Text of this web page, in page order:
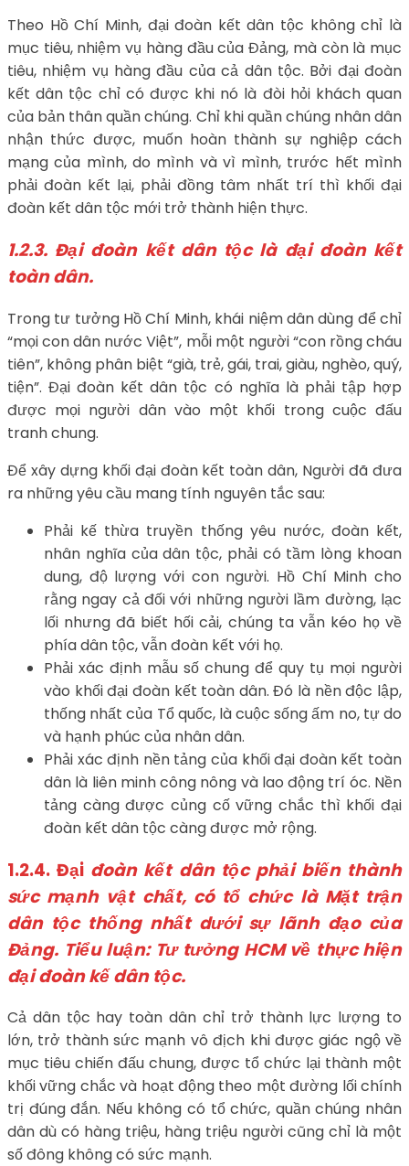
Theo Hồ Chí Minh, đại đoàn kết dân tộc không chỉ là
mục tiêu, nhiệm vụ hàng đầu của Đảng, mà còn là mục
tiêu, nhiệm vụ hàng đầu của cả dân tộc. Bởi đại đoàn
kết dân tộc chỉ có được khi nó là đòi hỏi khách quan
của bản thân quần chúng. Chỉ khi quần chúng nhân dân
nhận thức được, muốn hoàn thành sự nghiệp cách
mạng của mình, do mình và vì mình, trước hết mình
phải đoàn kết lại, phải đồng tâm nhất trí thì khối đại
đoàn kết dân tộc mới trở thành hiện thực.
1.2.3. Đại đoàn kết dân tộc là đại đoàn kết
toàn dân.
Trong tư tưởng Hồ Chí Minh, khái niệm dân dùng để chỉ
“mọi con dân nước Việt”, mỗi một người “con rồng cháu
tiên”, không phân biệt “già, trẻ, gái, trai, giàu, nghèo, quý,
tiện”. Đại đoàn kết dân tộc có nghĩa là phải tập hợp
được mọi người dân vào một khối trong cuộc đấu
tranh chung.
Để xây dựng khối đại đoàn kết toàn dân, Người đã đưa
ra những yêu cầu mang tính nguyên tắc sau:
Phải kế thừa truyền thống yêu nước, đoàn kết,
nhân nghĩa của dân tộc, phải có tầm lòng khoan
dung, độ lượng với con người. Hồ Chí Minh cho
rằng ngay cả đối với những người lầm đường, lạc
lối nhưng đã biết hối cải, chúng ta vẫn kéo họ về
phía dân tộc, vẫn đoàn kết với họ.
Phải xác định mẫu số chung để quy tụ mọi người
vào khối đại đoàn kết toàn dân. Đó là nền độc lập,
thống nhất của Tổ quốc, là cuộc sống ấm no, tự do
và hạnh phúc của nhân dân.
Phải xác định nền tảng của khối đại đoàn kết toàn
dân là liên minh công nông và lao động trí óc. Nền
tảng càng được củng cố vững chắc thì khối đại
đoàn kết dân tộc càng được mở rộng.
1.2.4. Đại đoàn kết dân tộc phải biến thành
sức mạnh vật chất, có tổ chức là Mặt trận
dân tộc thống nhất dưới sự lãnh đạo của
Đảng. Tiểu luận: Tư tưởng HCM về thực hiện
đại đoàn kế dân tộc.
Cả dân tộc hay toàn dân chỉ trở thành lực lượng to
lớn, trở thành sức mạnh vô địch khi được giác ngộ về
mục tiêu chiến đấu chung, được tổ chức lại thành một
khối vững chắc và hoạt động theo một đường lối chính
trị đúng đắn. Nếu không có tổ chức, quần chúng nhân
dân dù có hàng triệu, hàng triệu người cũng chỉ là một
số đông không có sức mạnh.